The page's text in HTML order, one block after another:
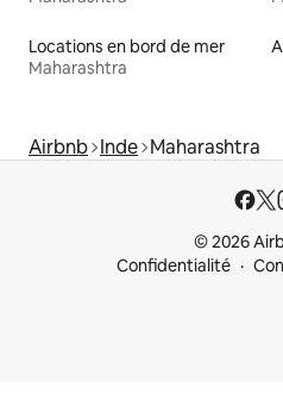
Locations en bord de mer
Maharashtra
Airbnb Inde Maharashtra
© 2026
Confidentialité